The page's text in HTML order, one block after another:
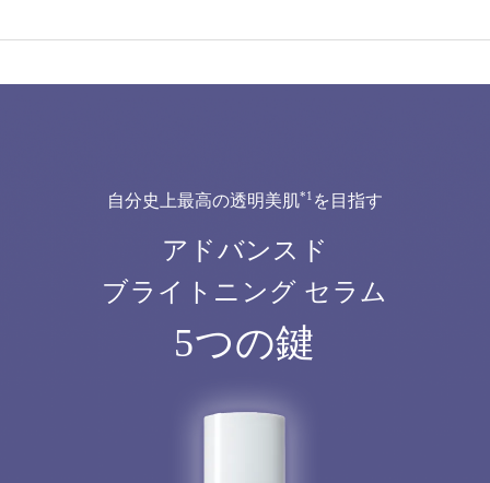
自分史上最高の透明美肌*1 を目指す
アドバンスド
ブライトニング セラム
5つの鍵